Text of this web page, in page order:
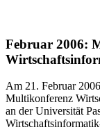
Februar 2006:
Am 21. Februar
Multikonferenz
an der Universität